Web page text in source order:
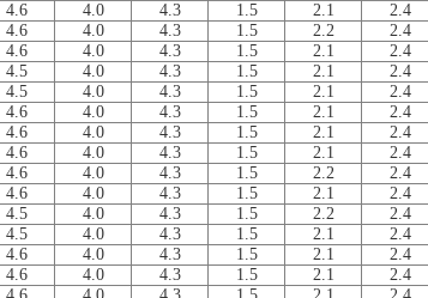
4.6 4.0 4.3 1.5 2.1 2.4
4.6 4.0 4.3 1.5 2.2 2.4
4.6 4.0 4.3 1.5 2.1 2.4
4.5 4.0 4.3 1.5 2.1 2.4
4.5 4.0 4.3 1.5 2.1 2.4
4.6 4.0 4.3 1.5 2.1 2.4
4.6 4.0 4.3 1.5 2.1 2.4
4.6 4.0 4.3 1.5 2.1 2.4
4.6 4.0 4.3 1.5 2.2 2.4
4.6 4.0 4.3 1.5 2.1 2.4
4.5 4.0 4.3 1.5 2.2 2.4
4.5 4.0 4.3 1.5 2.1 2.4
4.6 4.0 4.3 1.5 2.1 2.4
4.6 4.0 4.3 1.5 2.1 2.4